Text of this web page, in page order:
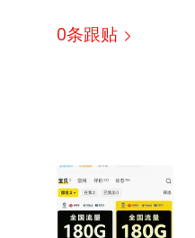
0条跟贴